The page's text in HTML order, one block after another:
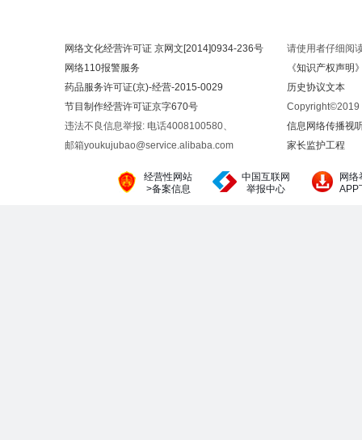
网络文化经营许可证 京网文[2014]0934-236号
网络110报警服务
药品服务许可证(京)-经营-2015-0029
节目制作经营许可证京字670号
违法不良信息举报: 电话4008100580、
邮箱youkujubao@service.alibaba.com
请使用者仔细阅
《知识产权声明
历史协议文本
Copyright©2019
信息网络传播视
家长监护工程
经营性网站
>备案信息
中国互联网
举报中心
网络
APP